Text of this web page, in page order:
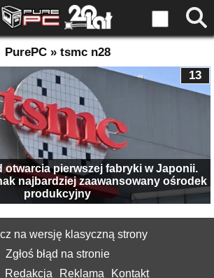
PurePC » tsmc n28
otwarcia pierwszej fabryki w Japonii.
najbardziej zaawansowany ośrodek
produkcyjny
13
na wersję klasyczną strony
Zgłoś błąd na stronie
Redakcja Reklama Kontakt